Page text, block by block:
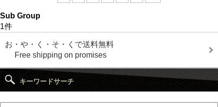
Sub Group
1件
お・や・く・そ・くで送料無料
Free shipping on promises
キーワードサーチ